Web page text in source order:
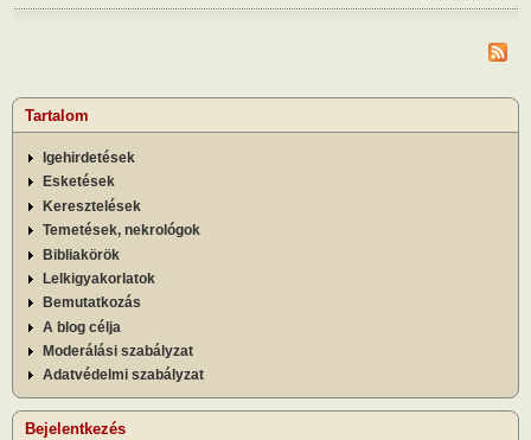
Tartalom
Igehirdetések
Esketések
Keresztelések
Temetések, nekrológok
Bibliakörök
Lelkigyakorlatok
Bemutatkozás
A blog célja
Moderálási szabályzat
Adatvédelmi szabályzat
Bejelentkezés